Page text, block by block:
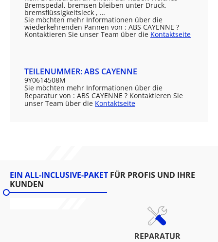
Bremspedal, bremsen bleiben unter Druck,
bremsflüssigkeitsleck , …
Sie möchten mehr Informationen über die
wiederkehrenden Pannen von : ABS CAYENNE ?
Kontaktieren Sie unser Team über die Kontaktseite
TEILENUMMER: ABS CAYENNE
9Y0614508M
Sie möchten mehr Informationen über die
Reparatur von : ABS CAYENNE ? Kontaktieren Sie
unser Team über die Kontaktseite
EIN ALL-INCLUSIVE-PAKET FÜR PROFIS UND IHRE
KUNDEN
REPARATUR